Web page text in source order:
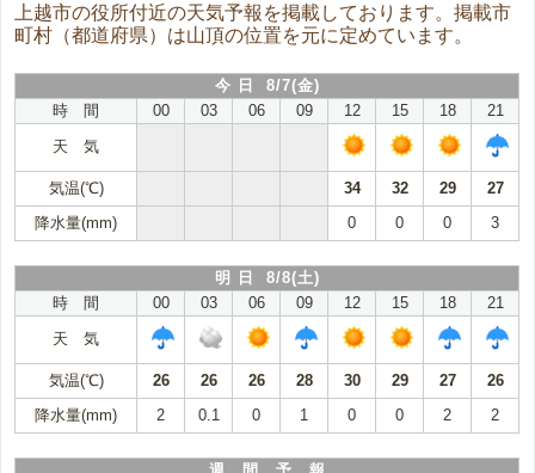
上越市の役所付近の天気予報を掲載しております。掲載市
町村（都道府県）は山頂の位置を元に定めています。
今 日 8/7(金)
時 間
00 03 06 09 12 15 18
21
天 気
気温(℃) 34 32 29
27
降水量(mm)
0 0 0 3
明 日 8/8(土)
時 間
00 03 06 09 12 15 18
21
天 気
気温(℃) 26 26 26 28 30 29 27
26
降水量(mm)
2 0.1 0 1 0 0 2 2